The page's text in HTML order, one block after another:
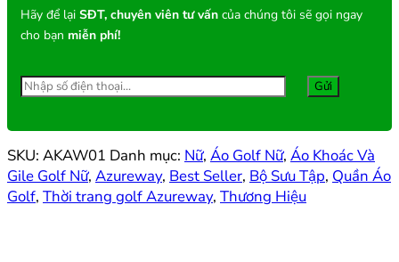
Hãy để lại SĐT, chuyên viên tư vấn của chúng tôi sẽ gọi ngay
cho bạn miễn phí!
SKU: AKAW01 Danh mục: Nữ, Áo Golf Nữ, Áo Khoác Và
Gile Golf Nữ, Azureway, Best Seller, Bộ Sưu Tập, Quần Áo
Golf, Thời trang golf Azureway, Thương Hiệu